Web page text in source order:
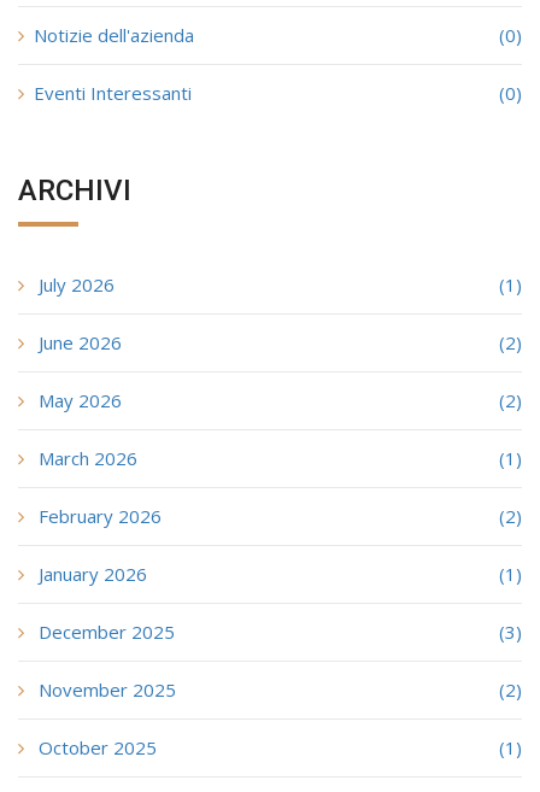
Notizie dell'azienda (0)
Eventi Interessanti (0)
ARCHIVI
July 2026 (1)
June 2026 (2)
May 2026 (2)
March 2026 (1)
February 2026 (2)
January 2026 (1)
December 2025 (3)
November 2025 (2)
October 2025 (1)